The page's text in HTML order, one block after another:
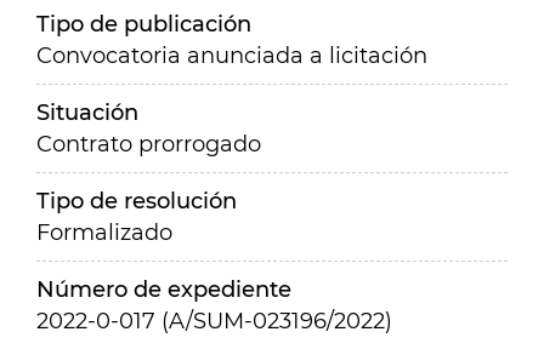
Tipo de publicación
Convocatoria anunciada a licitación
Situación
Contrato prorrogado
Tipo de resolución
Formalizado
Número de expediente
2022-0-017 (A/SUM-023196/2022)